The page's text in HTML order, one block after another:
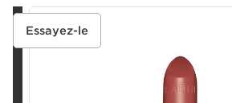
Essayez-le